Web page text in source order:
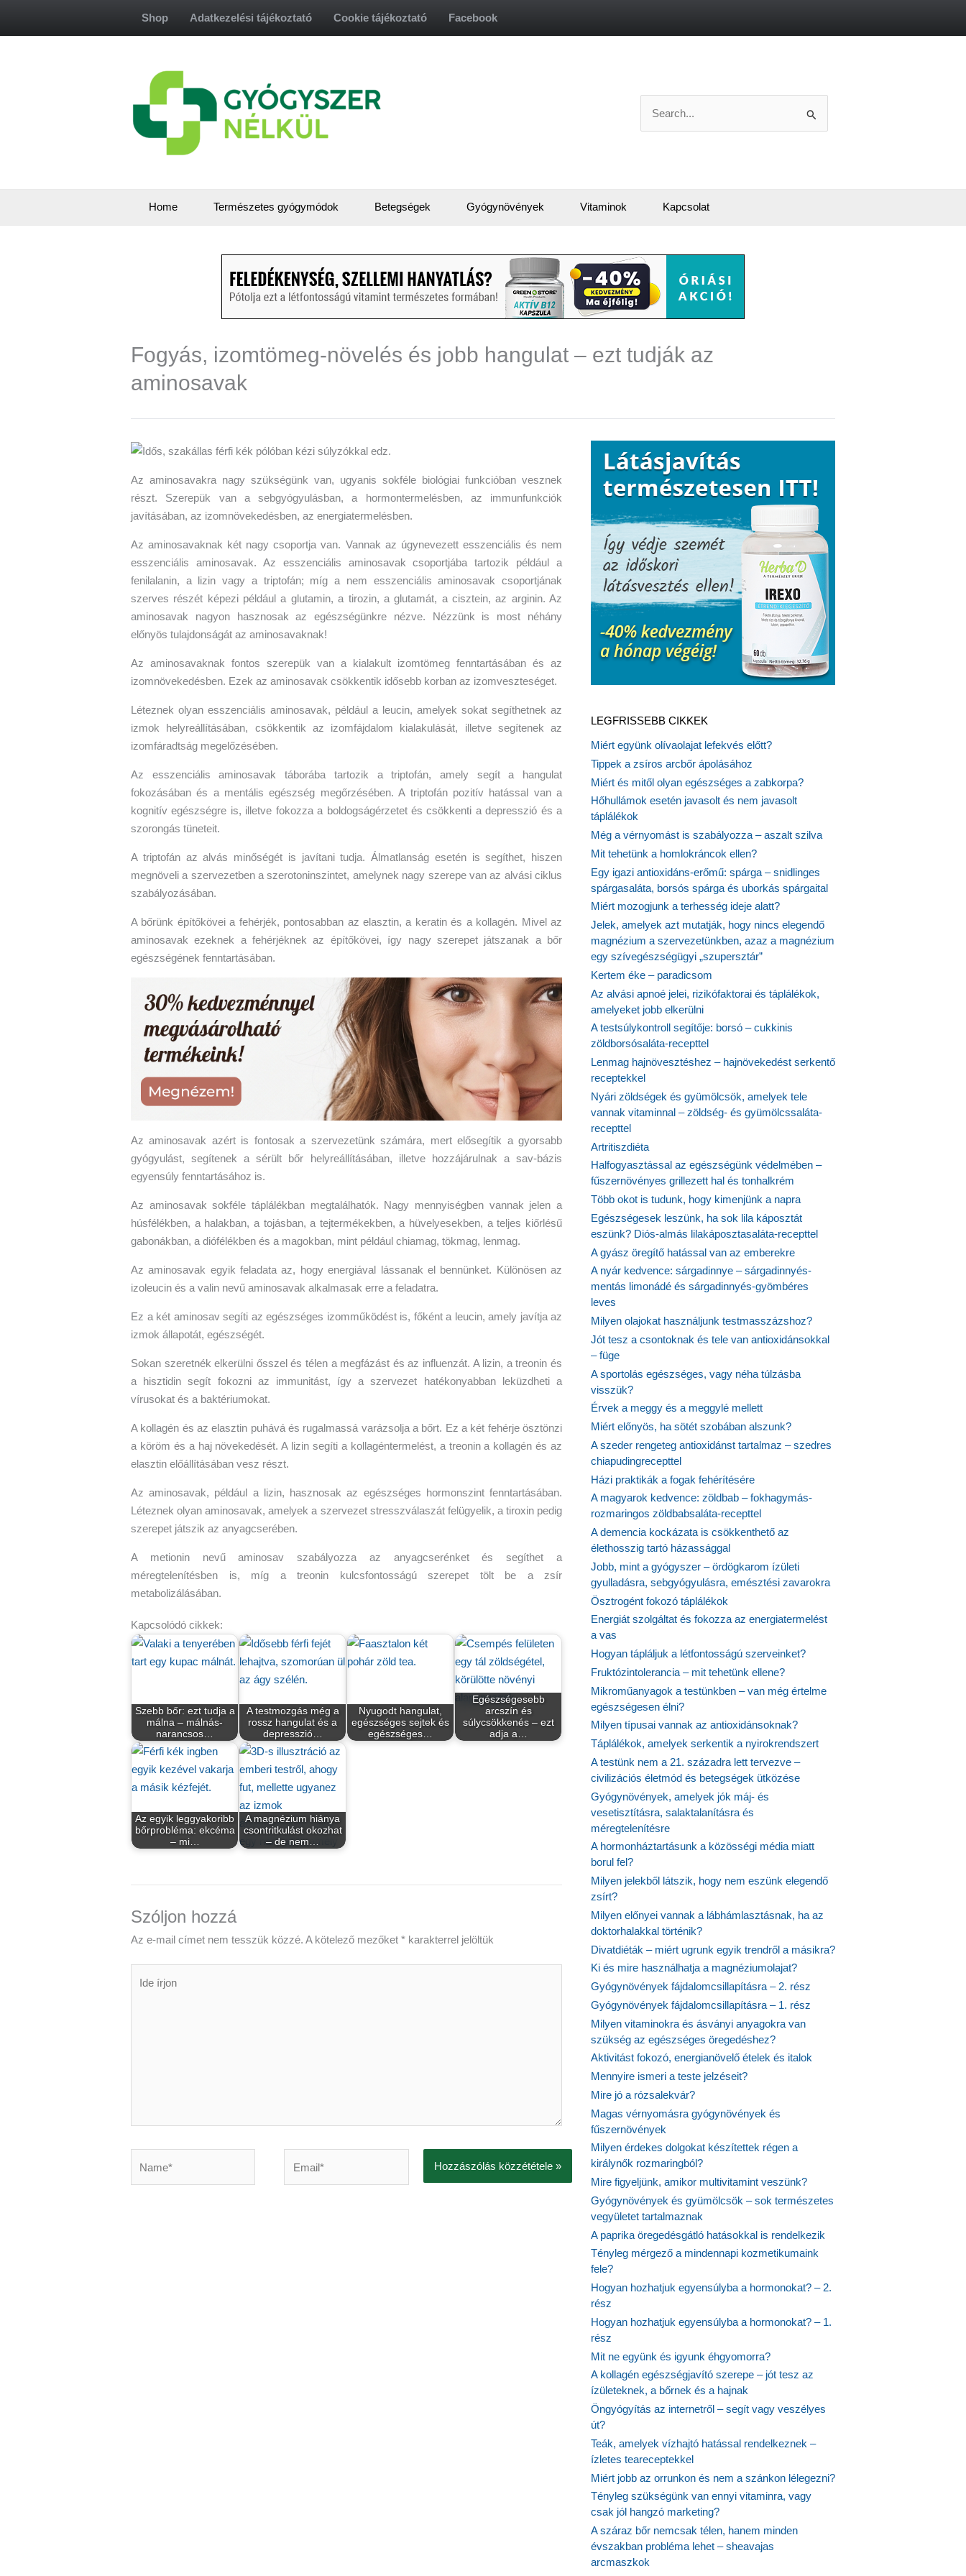
Shop Adatkezelési tájékoztató Cookie tájékoztató Facebook
for:
Home Természetes gyógymódok Betegségek Gyógynövények Vitaminok Kapcsolat
Fogyás, izomtömeg-növelés és jobb hangulat – ezt tudják az
aminosavak
Az aminosavakra nagy szükségünk van, ugyanis sokféle biológiai funkcióban vesznek
részt. Szerepük van a sebgyógyulásban, a hormontermelésben, az immunfunkciók
javításában, az izomnövekedésben, az energiatermelésben.
Az aminosavaknak két nagy csoportja van. Vannak az úgynevezett esszenciális és nem
esszenciális aminosavak. Az esszenciális aminosavak csoportjába tartozik például a
fenilalanin, a lizin vagy a triptofán; míg a nem esszenciális aminosavak csoportjának
szerves részét képezi például a glutamin, a tirozin, a glutamát, a cisztein, az arginin. Az
aminosavak nagyon hasznosak az egészségünkre nézve. Nézzünk is most néhány
előnyös tulajdonságát az aminosavaknak!
Az aminosavaknak fontos szerepük van a kialakult izomtömeg fenntartásában és az
izomnövekedésben. Ezek az aminosavak csökkentik idősebb korban az izomveszteséget.
Léteznek olyan esszenciális aminosavak, például a leucin, amelyek sokat segíthetnek az
izmok helyreállításában, csökkentik az izomfájdalom kialakulását, illetve segítenek az
izomfáradtság megelőzésében.
Az esszenciális aminosavak táborába tartozik a triptofán, amely segít a hangulat
fokozásában és a mentális egészség megőrzésében. A triptofán pozitív hatással van a
kognitív egészségre is, illetve fokozza a boldogságérzetet és csökkenti a depresszió és a
szorongás tüneteit.
A triptofán az alvás minőségét is javítani tudja. Álmatlanság esetén is segíthet, hiszen
megnöveli a szervezetben a szerotoninszintet, amelynek nagy szerepe van az alvási ciklus
szabályozásában.
A bőrünk építőkövei a fehérjék, pontosabban az elasztin, a keratin és a kollagén. Mivel az
aminosavak ezeknek a fehérjéknek az építőkövei, így nagy szerepet játszanak a bőr
egészségének fenntartásában.
Az aminosavak azért is fontosak a szervezetünk számára, mert elősegítik a gyorsabb
gyógyulást, segítenek a sérült bőr helyreállításában, illetve hozzájárulnak a sav-bázis
egyensúly fenntartásához is.
Az aminosavak sokféle táplálékban megtalálhatók. Nagy mennyiségben vannak jelen a
húsfélékben, a halakban, a tojásban, a tejtermékekben, a hüvelyesekben, a teljes kiőrlésű
gabonákban, a diófélékben és a magokban, mint például chiamag, tökmag, lenmag.
Az aminosavak egyik feladata az, hogy energiával lássanak el bennünket. Különösen az
izoleucin és a valin nevű aminosavak alkalmasak erre a feladatra.
Ez a két aminosav segíti az egészséges izomműködést is, főként a leucin, amely javítja az
izmok állapotát, egészségét.
Sokan szeretnék elkerülni ősszel és télen a megfázást és az influenzát. A lizin, a treonin és
a hisztidin segít fokozni az immunitást, így a szervezet hatékonyabban leküzdheti a
vírusokat és a baktériumokat.
A kollagén és az elasztin puhává és rugalmassá varázsolja a bőrt. Ez a két fehérje ösztönzi
a köröm és a haj növekedését. A lizin segíti a kollagéntermelést, a treonin a kollagén és az
elasztin előállításában vesz részt.
Az aminosavak, például a lizin, hasznosak az egészséges hormonszint fenntartásában.
Léteznek olyan aminosavak, amelyek a szervezet stresszválaszát felügyelik, a tiroxin pedig
szerepet játszik az anyagcserében.
A metionin nevű aminosav szabályozza az anyagcserénket és segíthet a
méregtelenítésben is, míg a treonin kulcsfontosságú szerepet tölt be a zsír
metabolizálásában.
Kapcsolódó cikkek:
Szebb bőr: ezt tudja a
málna – málnás-
narancsos…
A testmozgás még a
rossz hangulat és a
depresszió…
Nyugodt hangulat,
egészséges sejtek és
egészséges…
Egészségesebb
arcszín és
súlycsökkenés – ezt
adja a…
Az egyik leggyakoribb
bőrprobléma: ekcéma
– mi…
A magnézium hiánya
csontritkulást okozhat
– de nem…
Szóljon hozzá
Az e-mail címet nem tesszük közzé. A kötelező mezőket * karakterrel jelöltük
írjon
LEGFRISSEBB CIKKEK
Miért együnk olívaolajat lefekvés előtt?
Tippek a zsíros arcbőr ápolásához
Miért és mitől olyan egészséges a zabkorpa?
Hőhullámok esetén javasolt és nem javasolt
táplálékok
Még a vérnyomást is szabályozza – aszalt szilva
Mit tehetünk a homlokráncok ellen?
Egy igazi antioxidáns-erőmű: spárga – snidlinges
spárgasaláta, borsós spárga és uborkás spárgaital
Miért mozogjunk a terhesség ideje alatt?
Jelek, amelyek azt mutatják, hogy nincs elegendő
magnézium a szervezetünkben, azaz a magnézium
egy szívegészségügyi „szupersztár”
Kertem éke – paradicsom
Az alvási apnoé jelei, rizikófaktorai és táplálékok,
amelyeket jobb elkerülni
A testsúlykontroll segítője: borsó – cukkinis
zöldborsósaláta-recepttel
Lenmag hajnövesztéshez – hajnövekedést serkentő
receptekkel
Nyári zöldségek és gyümölcsök, amelyek tele
vannak vitaminnal – zöldség- és gyümölcssaláta-
recepttel
Artritiszdiéta
Halfogyasztással az egészségünk védelmében –
fűszernövényes grillezett hal és tonhalkrém
Több okot is tudunk, hogy kimenjünk a napra
Egészségesek leszünk, ha sok lila káposztát
eszünk? Diós-almás lilakáposztasaláta-recepttel
A gyász öregítő hatással van az emberekre
A nyár kedvence: sárgadinnye – sárgadinnyés-
mentás limonádé és sárgadinnyés-gyömbéres
leves
Milyen olajokat használjunk testmasszázshoz?
Jót tesz a csontoknak és tele van antioxidánsokkal
– füge
A sportolás egészséges, vagy néha túlzásba
visszük?
Érvek a meggy és a meggylé mellett
Miért előnyös, ha sötét szobában alszunk?
A szeder rengeteg antioxidánst tartalmaz – szedres
chiapudingrecepttel
Házi praktikák a fogak fehérítésére
A magyarok kedvence: zöldbab – fokhagymás-
rozmaringos zöldbabsaláta-recepttel
A demencia kockázata is csökkenthető az
élethosszig tartó házassággal
Jobb, mint a gyógyszer – ördögkarom ízületi
gyulladásra, sebgyógyulásra, emésztési zavarokra
Ösztrogént fokozó táplálékok
Energiát szolgáltat és fokozza az energiatermelést
a vas
Hogyan tápláljuk a létfontosságú szerveinket?
Fruktózintolerancia – mit tehetünk ellene?
Mikroműanyagok a testünkben – van még értelme
egészségesen élni?
Milyen típusai vannak az antioxidánsoknak?
Táplálékok, amelyek serkentik a nyirokrendszert
A testünk nem a 21. századra lett tervezve –
civilizációs életmód és betegségek ütközése
Gyógynövények, amelyek jók máj- és
vesetisztításra, salaktalanításra és
méregtelenítésre
A hormonháztartásunk a közösségi média miatt
borul fel?
Milyen jelekből látszik, hogy nem eszünk elegendő
zsírt?
Milyen előnyei vannak a lábhámlasztásnak, ha az
doktorhalakkal történik?
Divatdiéták – miért ugrunk egyik trendről a másikra?
Ki és mire használhatja a magnéziumolajat?
Gyógynövények fájdalomcsillapításra – 2. rész
Gyógynövények fájdalomcsillapításra – 1. rész
Milyen vitaminokra és ásványi anyagokra van
szükség az egészséges öregedéshez?
Aktivitást fokozó, energianövelő ételek és italok
Mennyire ismeri a teste jelzéseit?
Mire jó a rózsalekvár?
Magas vérnyomásra gyógynövények és
fűszernövények
Milyen érdekes dolgokat készítettek régen a
királynők rozmaringból?
Mire figyeljünk, amikor multivitamint veszünk?
Gyógynövények és gyümölcsök – sok természetes
vegyületet tartalmaznak
A paprika öregedésgátló hatásokkal is rendelkezik
Tényleg mérgező a mindennapi kozmetikumaink
fele?
Hogyan hozhatjuk egyensúlyba a hormonokat? – 2.
rész
Hogyan hozhatjuk egyensúlyba a hormonokat? – 1.
rész
Mit ne együnk és igyunk éhgyomorra?
A kollagén egészségjavító szerepe – jót tesz az
ízületeknek, a bőrnek és a hajnak
Öngyógyítás az internetről – segít vagy veszélyes
út?
Teák, amelyek vízhajtó hatással rendelkeznek –
ízletes teareceptekkel
Miért jobb az orrunkon és nem a szánkon lélegezni?
Tényleg szükségünk van ennyi vitaminra, vagy
csak jól hangzó marketing?
A száraz bőr nemcsak télen, hanem minden
évszakban probléma lehet – sheavajas
arcmaszkok